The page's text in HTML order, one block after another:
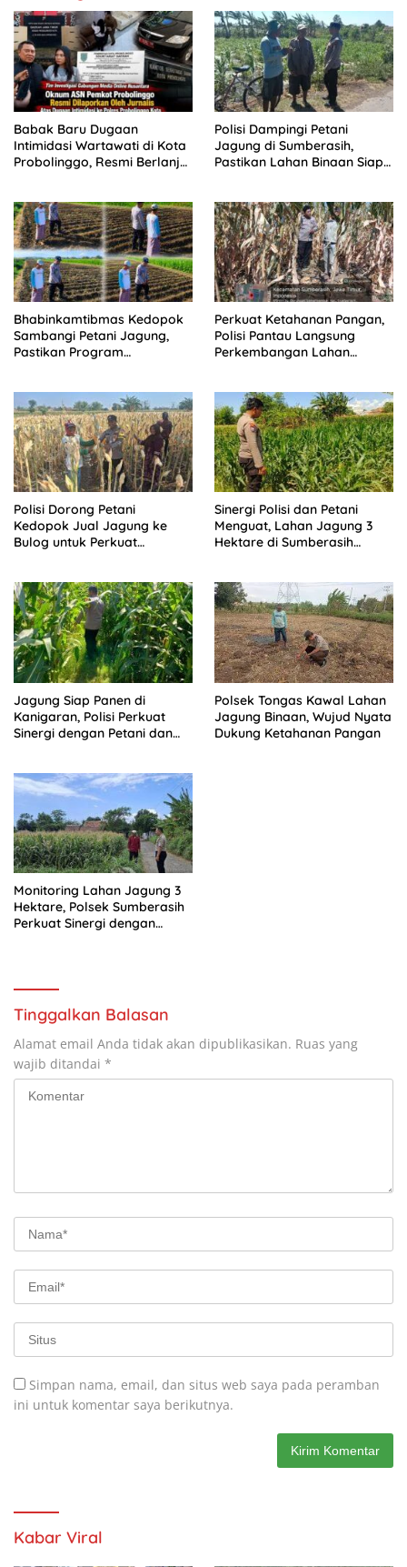
Babak Baru Dugaan
Intimidasi Wartawati di Kota
Probolinggo, Resmi Berlanjut
Polisi Dampingi Petani
Jagung di Sumberasih,
Pastikan Lahan Binaan Siap
Bhabinkamtibmas Kedopok
Sambangi Petani Jagung,
Pastikan Program
Perkuat Ketahanan Pangan,
Polisi Pantau Langsung
Perkembangan Lahan
Polisi Dorong Petani
Kedopok Jual Jagung ke
Bulog untuk Perkuat
Sinergi Polisi dan Petani
Menguat, Lahan Jagung 3
Hektare di Sumberasih
Jagung Siap Panen di
Kanigaran, Polisi Perkuat
Sinergi dengan Petani dan
Polsek Tongas Kawal Lahan
Jagung Binaan, Wujud Nyata
Dukung Ketahanan Pangan
Monitoring Lahan Jagung 3
Hektare, Polsek Sumberasih
Perkuat Sinergi dengan
Tinggalkan Balasan
Alamat email Anda tidak akan dipublikasikan. Ruas yang
wajib ditandai *
Simpan nama, email, dan situs web saya pada peramban
ini untuk komentar saya berikutnya.
Kabar Viral